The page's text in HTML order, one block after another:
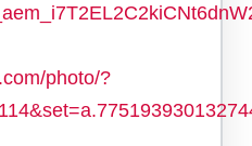
photo/?